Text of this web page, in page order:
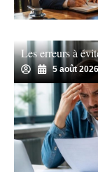
Les erreurs à
5 août 2026